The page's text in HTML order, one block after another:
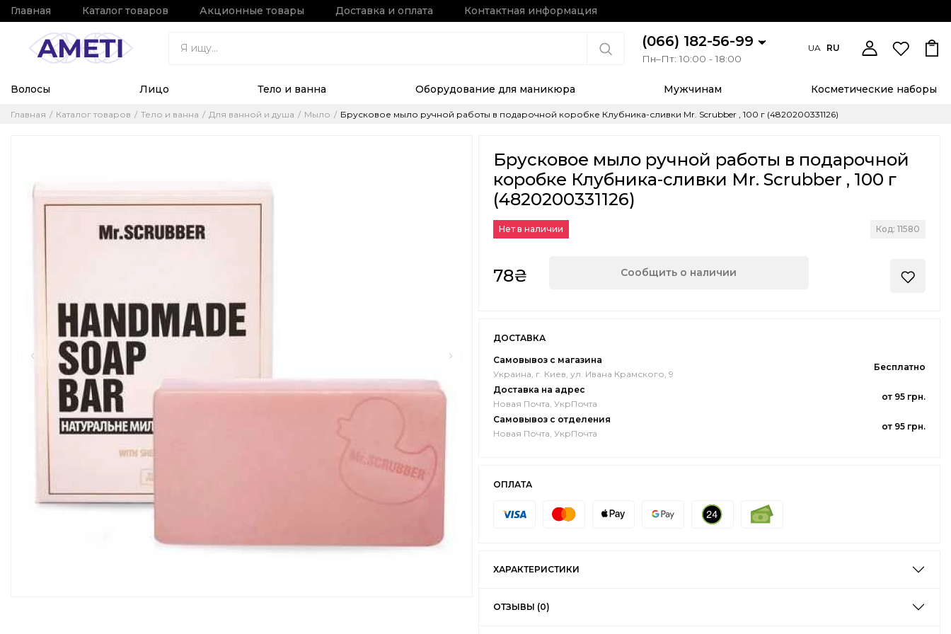
Главная Каталог товаров Акционные товары Доставка и оплата Контактная информация
(066) 182-56-99
Пн–Пт: 10:00 - 18:00
UA RU
Волосы Лицо Тело и ванна Оборудование для маникюра Мужчинам Косметические наборы
Главная Каталог товаров Тело и ванна Для ванной и душа Мыло Брусковое мыло ручной работы в подарочной коробке Клубника-сливки Mr. Scrubber , 100 г (4820200331126)
Брусковое мыло ручной работы в подарочной
коробке Клубника-сливки Mr. Scrubber , 100 г
(4820200331126)
Нет в наличии Код: 11580
78₴ Сообщить о наличии
ДОСТАВКА
Самовывоз с магазина
Украина, г. Киев, ул. Ивана Крамского, 9
Бесплатно
Доставка на адрес
Новая Почта, УкрПочта
от 95 грн.
Самовывоз с отделения
Новая Почта, УкрПочта
от 95 грн.
ОПЛАТА
ХАРАКТЕРИСТИКИ
ОТЗЫВЫ (0)